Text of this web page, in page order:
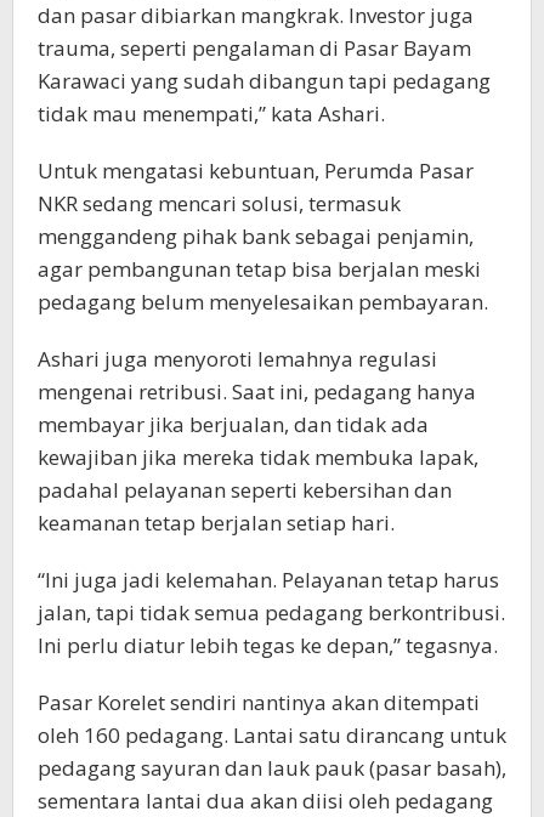
dan pasar dibiarkan mangkrak. Investor juga
trauma, seperti pengalaman di Pasar Bayam
Karawaci yang sudah dibangun tapi pedagang
tidak mau menempati,” kata Ashari.
Untuk mengatasi kebuntuan, Perumda Pasar
NKR sedang mencari solusi, termasuk
menggandeng pihak bank sebagai penjamin,
agar pembangunan tetap bisa berjalan meski
pedagang belum menyelesaikan pembayaran.
Ashari juga menyoroti lemahnya regulasi
mengenai retribusi. Saat ini, pedagang hanya
membayar jika berjualan, dan tidak ada
kewajiban jika mereka tidak membuka lapak,
padahal pelayanan seperti kebersihan dan
keamanan tetap berjalan setiap hari.
“Ini juga jadi kelemahan. Pelayanan tetap harus
jalan, tapi tidak semua pedagang berkontribusi.
Ini perlu diatur lebih tegas ke depan,” tegasnya.
Pasar Korelet sendiri nantinya akan ditempati
oleh 160 pedagang. Lantai satu dirancang untuk
pedagang sayuran dan lauk pauk (pasar basah),
sementara lantai dua akan diisi oleh pedagang